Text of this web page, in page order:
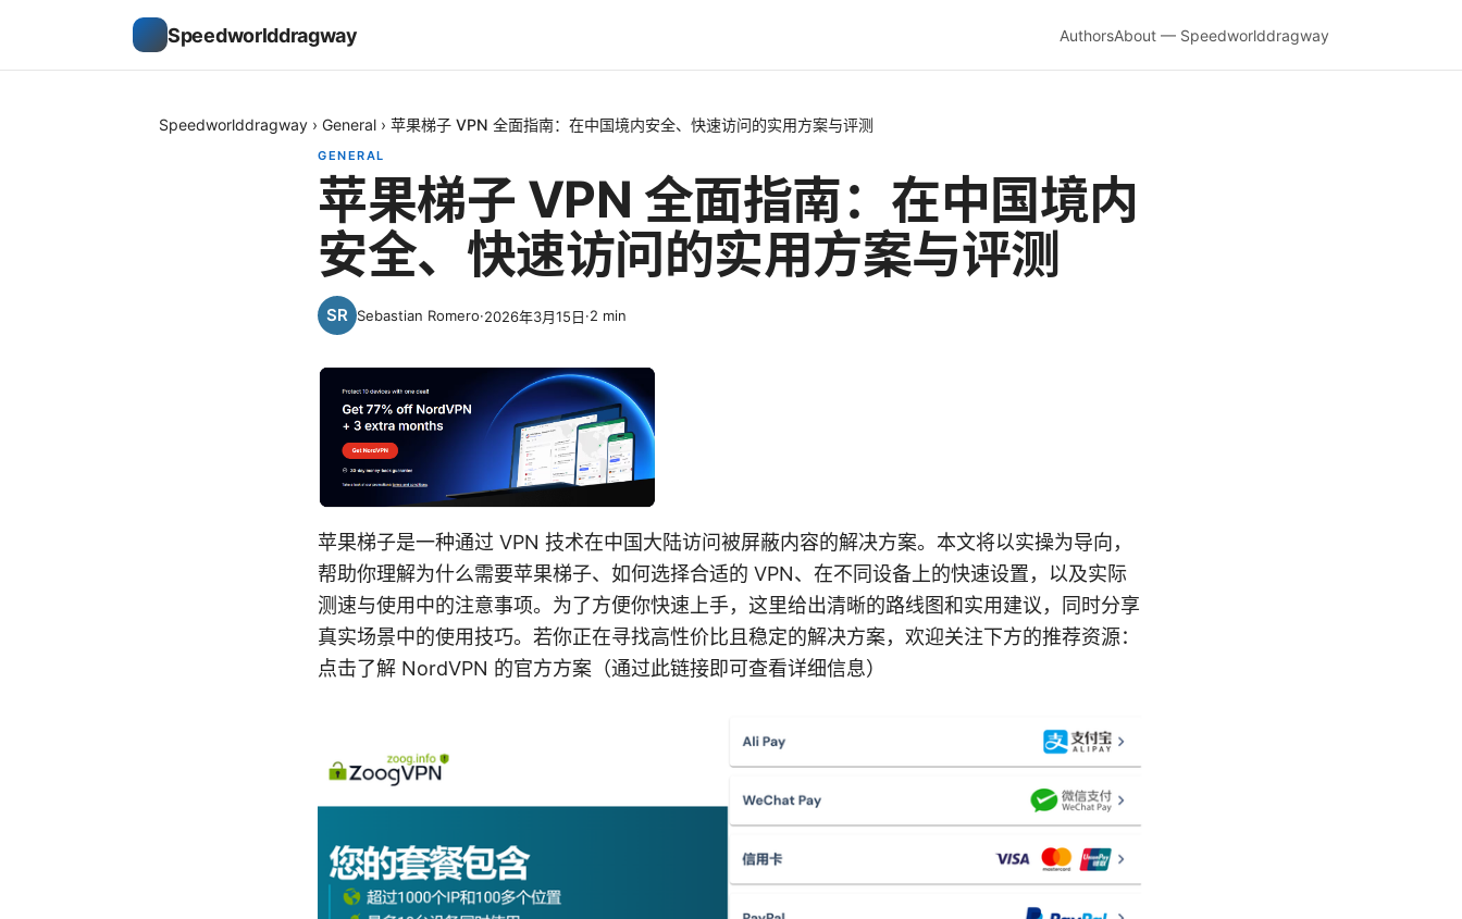
Speedworlddragway AuthorsAbout — Speedworlddragway
Speedworlddragway › General › 苹果梯子 VPN 全面指南：在中国境内安全、快速访问的实用方案与评测
GENERAL
苹果梯子 VPN 全面指南：在中国境内
安全、快速访问的实用方案与评测
Sebastian Romero·2026年3月15日·2 min
苹果梯子是一种通过 VPN 技术在中国大陆访问被屏蔽内容的解决方案。本文将以实操为导向，
帮助你理解为什么需要苹果梯子、如何选择合适的 VPN、在不同设备上的快速设置，以及实际
测速与使用中的注意事项。为了方便你快速上手，这里给出清晰的路线图和实用建议，同时分享
真实场景中的使用技巧。若你正在寻找高性价比且稳定的解决方案，欢迎关注下方的推荐资源：
点击了解 NordVPN 的官方方案（通过此链接即可查看详细信息）